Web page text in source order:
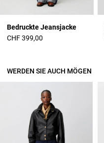
Bedruckte Jeansjacke
CHF 399,00
WERDEN SIE AUCH MÖGEN